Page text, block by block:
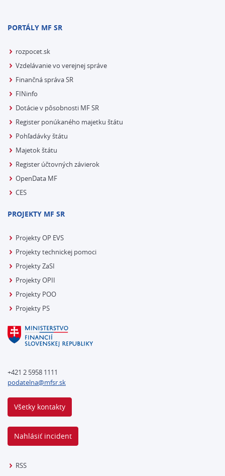
PORTÁLY MF SR
rozpocet.sk
Vzdelávanie vo verejnej správe
Finančná správa SR
FINinfo
Dotácie v pôsobnosti MF SR
Register ponúkaného majetku štátu
Pohľadávky štátu
Majetok štátu
Register účtovných závierok
OpenData MF
CES
PROJEKTY MF SR
Projekty OP EVS
Projekty technickej pomoci
Projekty ZaSI
Projekty OPII
Projekty POO
Projekty PS
+421 2 5958 1111
podatelna@mfsr.sk
Všetky kontakty
Nahlásiť incident
RSS